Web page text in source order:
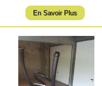
En Savoir Plus